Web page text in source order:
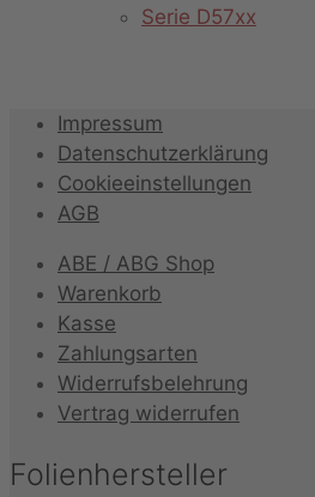
Serie D57xx
Impressum
Datenschutzerklärung
Cookieeinstellungen
AGB
ABE / ABG Shop
Warenkorb
Kasse
Zahlungsarten
Widerrufsbelehrung
Vertrag widerrufen
Folienhersteller